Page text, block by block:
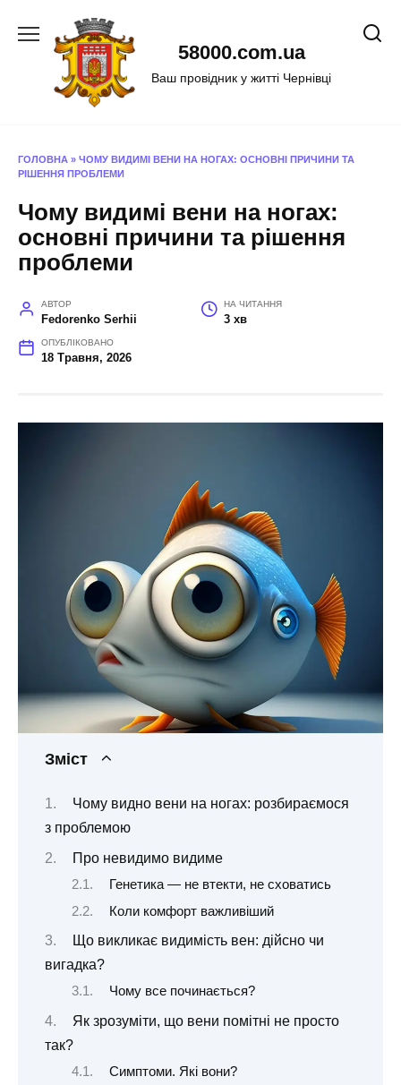
58000.com.ua
Ваш провідник у житті Чернівці
ГОЛОВНА » ЧОМУ ВИДИМІ ВЕНИ НА НОГАХ: ОСНОВНІ ПРИЧИНИ ТА
РІШЕННЯ ПРОБЛЕМИ
Чому видимі вени на ногах:
основні причини та рішення
проблеми
АВТОР
Fedorenko Serhii
НА ЧИТАННЯ
3 хв
ОПУБЛІКОВАНО
18 Травня, 2026
Зміст
Чому видно вени на ногах: розбираємося
з проблемою
Про невидимо видиме
Генетика — не втекти, не сховатись
Коли комфорт важливіший
Що викликає видимість вен: дійсно чи
вигадка?
Чому все починається?
Як зрозуміти, що вени помітні не просто
так?
Симптоми. Які вони?